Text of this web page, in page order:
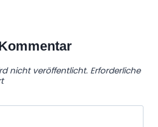
nicht veröffentlicht. Erforderliche